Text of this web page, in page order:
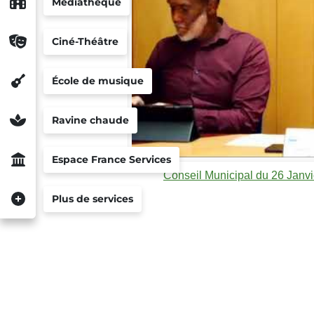
Ciné-Théâtre
École de musique
Ravine chaude
Espace France Services
Plus de services
Conseil Municipal du 26